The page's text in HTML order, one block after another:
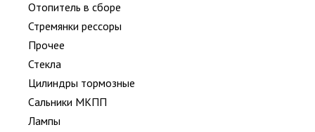
Отопитель в сборе
Стремянки рессоры
Прочее
Стекла
Цилиндры тормозные
Сальники МКПП
Лампы